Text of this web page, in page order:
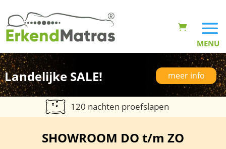
Landelijke SALE! meer info
120 nachten proefslapen
SHOWROOM DO t/m ZO